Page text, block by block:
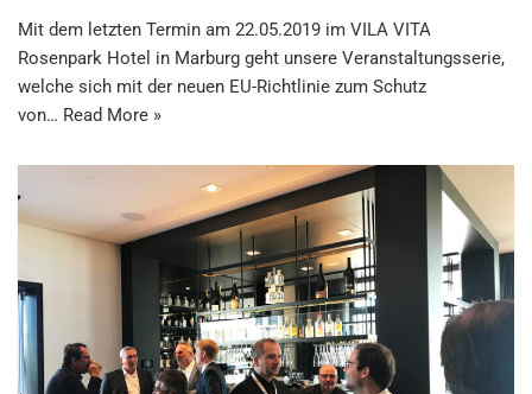
Mit dem letzten Termin am 22.05.2019 im VILA VITA
Rosenpark Hotel in Marburg geht unsere Veranstaltungsserie,
welche sich mit der neuen EU-Richtlinie zum Schutz
von… Read More »